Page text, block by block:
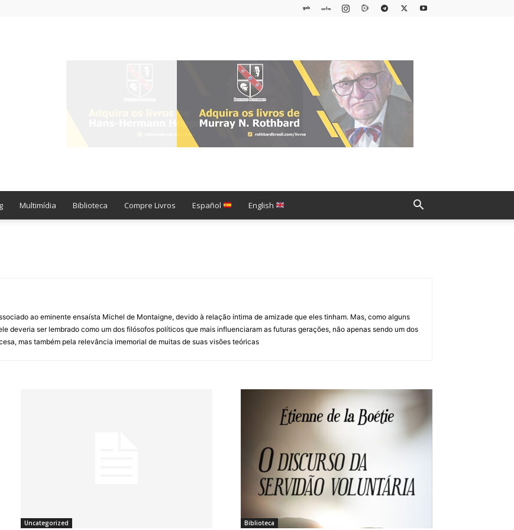
Multimídia Biblioteca Compre Livros Español English
ao eminente ensaísta Michel de Montaigne, devido à relação íntima de amizade que eles tinham. Mas, como alguns
deveria ser lembrado como um dos filósofos políticos que mais influenciaram as futuras gerações, não apenas sendo um dos
mas também pela relevância imemorial de muitas de suas visões teóricas
Uncategorized Biblioteca